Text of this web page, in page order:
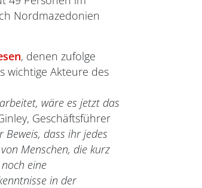
Nordmazedonien
, denen zufolge
wichtige Akteure des
wäre es jetzt das
Geschäftsführer
dass ihr jedes
Menschen, die kurz
eine
in der